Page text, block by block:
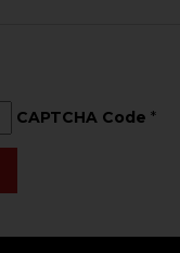
CAPTCHA Code *